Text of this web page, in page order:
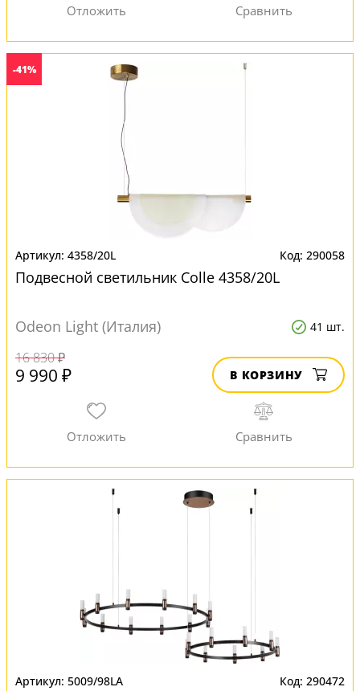
-41%
4358/20L 290058
Подвесной светильник Colle 4358/20L
Odeon Light (Италия) 41 шт.
16 830 ₽
9 990 ₽ В КОРЗИНУ
5009/98LA 290472